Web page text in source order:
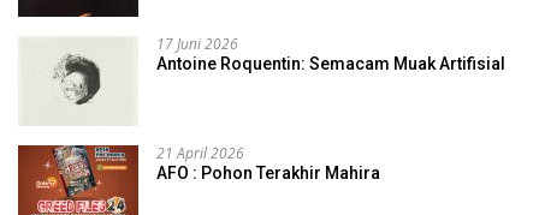
17 Juni 2026
Antoine Roquentin: Semacam Muak Artifisial
21 April 2026
AFO : Pohon Terakhir Mahira